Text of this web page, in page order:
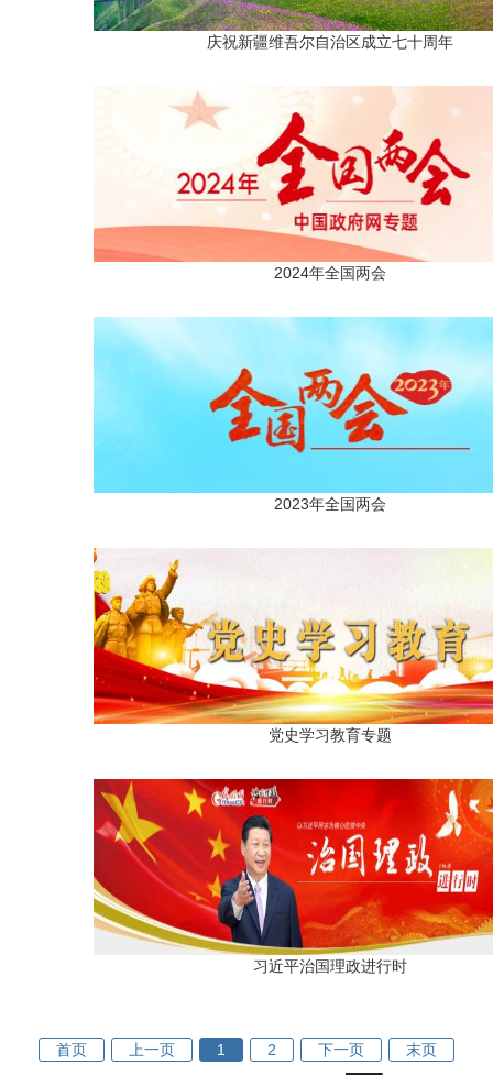
庆祝新疆维吾尔自治区成立七十周年
2024年全国两会
2023年全国两会
党史学习教育专题
习近平治国理政进行时
首页 上一页 1 2 下一页 末页